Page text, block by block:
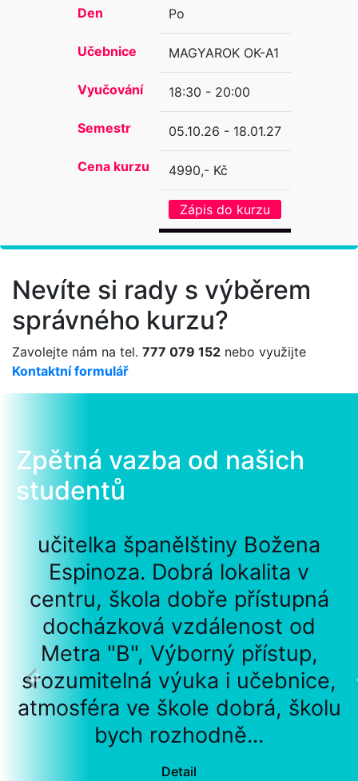
Den
Učebnice
Vyučování
Semestr
Cena kurzu
Po
MAGYAROK OK-A1
18:30 - 20:00
05.10.26 - 18.01.27
4990,- Kč
Zápis do kurzu
Nevíte si rady s výběrem
správného kurzu?
Zavolejte nám na tel. 777 079 152 nebo využijte
Kontaktní formulář
Zpětná vazba od našich
studentů
učitelka španělštiny Božena
Espinoza. Dobrá lokalita v
centru, škola dobře přístupná
docházková vzdálenost od
Metra "B", Výborný přístup,
srozumitelná výuka i učebnice,
atmosféra ve škole dobrá, školu
bych rozhodně...
Detail